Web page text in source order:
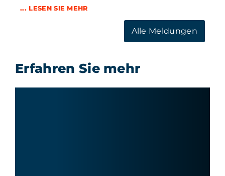
... LESEN SIE MEHR
Alle Meldungen
Erfahren Sie mehr